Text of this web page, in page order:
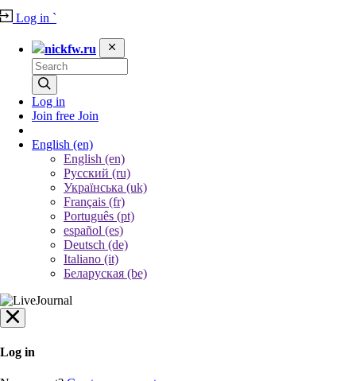
Log in `
nickfw.ru
Log in
Join free Join
English (en)
English (en)
Русский (ru)
Українська (uk)
Français (fr)
Português (pt)
español (es)
Deutsch (de)
Italiano (it)
Беларуская (be)
Log in